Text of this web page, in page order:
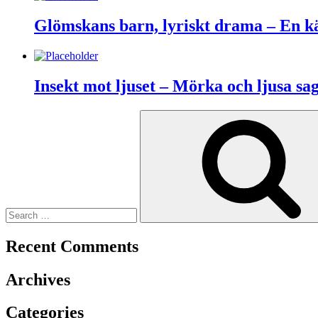
Glömskans barn, lyriskt drama – En
Insekt mot ljuset – Mörka och ljusa
Recent Comments
Archives
Categories